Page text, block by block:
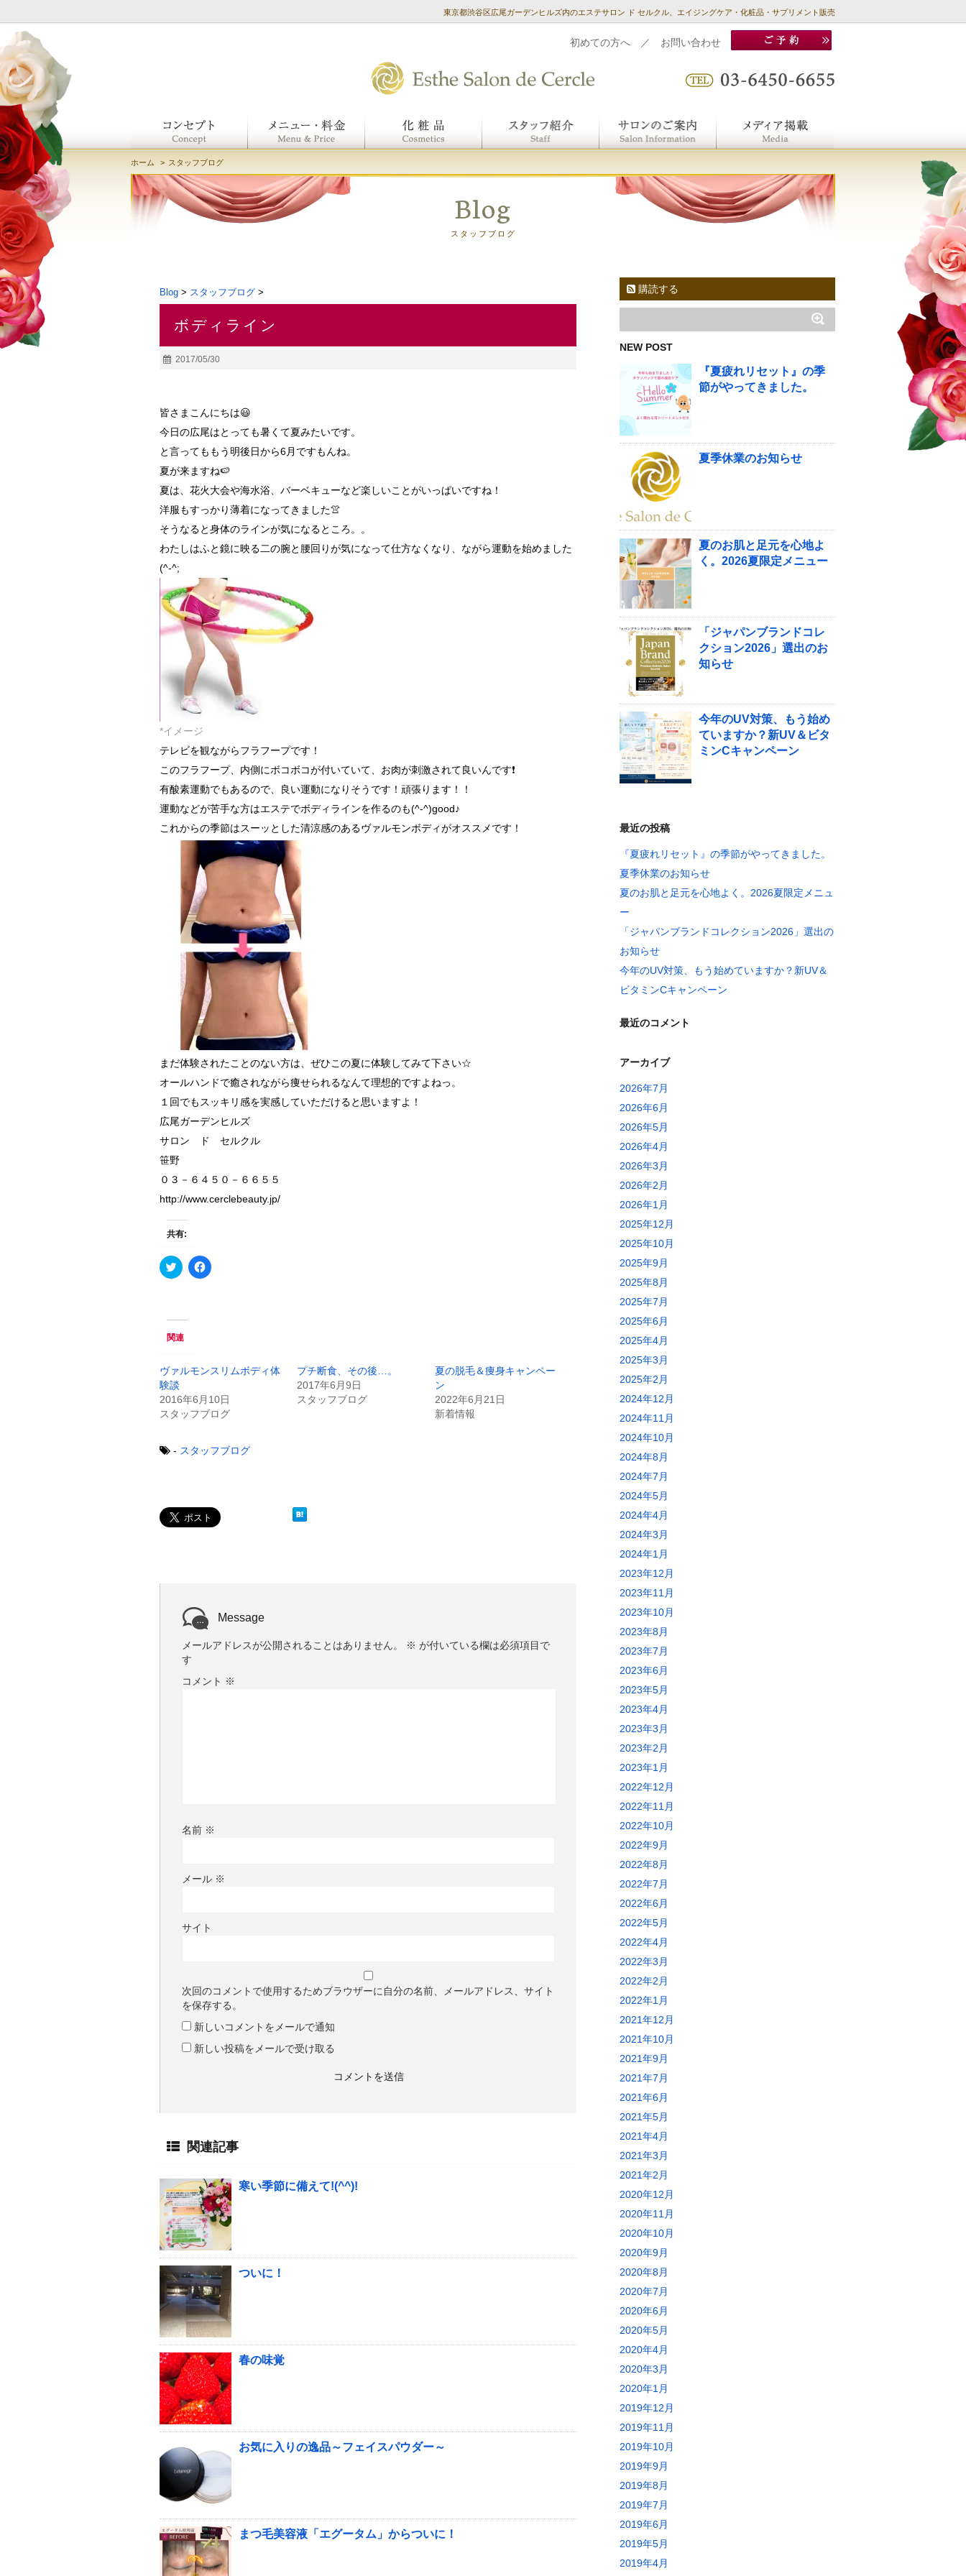
東京都渋谷区広尾ガーデンヒルズ内のエステサロン ド セルクル、エイジングケア・化粧品・サプリメント販売
初めての方へ ／ お問い合わせ
ホーム スタッフブログ
Blog
スタッフブログ
Blog > スタッフブログ >
ボディライン
2017/05/30
皆さまこんにちは😃
今日の広尾はとっても暑くて夏みたいです。
と言ってももう明後日から6月ですもんね。
夏が来ますね🍉
夏は、花火大会や海水浴、バーベキューなど楽しいことがいっぱいですね！
洋服もすっかり薄着になってきました👚
そうなると身体のラインが気になるところ。。
わたしはふと鏡に映る二の腕と腰回りが気になって仕方なくなり、ながら運動を始めました
(^-^;
*イメージ
テレビを観ながらフラフープです！
このフラフープ、内側にボコボコが付いていて、お肉が刺激されて良いんです❗️
有酸素運動でもあるので、良い運動になりそうです！頑張ります！！
運動などが苦手な方はエステでボディラインを作るのも(^-^)good♪
これからの季節はスーッとした清涼感のあるヴァルモンボディがオススメです！
まだ体験されたことのない方は、ぜひこの夏に体験してみて下さい☆
オールハンドで癒されながら痩せられるなんて理想的ですよねっ。
１回でもスッキリ感を実感していただけると思いますよ！
広尾ガーデンヒルズ
サロン ド セルクル
笹野
０３－６４５０－６６５５
http://www.cerclebeauty.jp/
共有:
ク
リ
T
w
i
e
r
で
共
有
(
ウ
開
き
ま
F
a
す
る
は
ク
リ
て
新
し
い
す
)
関連
ヴァルモンスリムボディ体
験談
2016年6月10日
スタッフブログ
プチ断食、その後…。
2017年6月9日
スタッフブログ
夏の脱毛＆痩身キャンペー
ン
2022年6月21日
新着情報
- スタッフブログ
Message
メールアドレスが公開されることはありません。 ※ が付いている欄は必須項目で
す
コメント ※
名前 ※
メール ※
サイト
次回のコメントで使用するためブラウザーに自分の名前、メールアドレス、サイト
を保存する。
新しいコメントをメールで通知
新しい投稿をメールで受け取る
関連記事
寒い季節に備えて!(^^)!
ついに！
春の味覚
お気に入りの逸品～フェイスパウダー～
まつ毛美容液「エグータム」からついに！
購読する
NEW POST
『夏疲れリセット』の季
節がやってきました。
夏季休業のお知らせ
夏のお肌と足元を心地よ
く。2026夏限定メニュー
「ジャパンブランドコレ
クション2026」選出のお
知らせ
今年のUV対策、もう始め
ていますか？新UV＆ビタ
ミンCキャンペーン
最近の投稿
『夏疲れリセット』の季節がやってきました。
夏季休業のお知らせ
夏のお肌と足元を心地よく。2026夏限定メニュ
ー
「ジャパンブランドコレクション2026」選出の
お知らせ
今年のUV対策、もう始めていますか？新UV＆
ビタミンCキャンペーン
最近のコメント
アーカイブ
2026年7月
2026年6月
2026年5月
2026年4月
2026年3月
2026年2月
2026年1月
2025年12月
2025年10月
2025年9月
2025年8月
2025年7月
2025年6月
2025年4月
2025年3月
2025年2月
2024年12月
2024年11月
2024年10月
2024年8月
2024年7月
2024年5月
2024年4月
2024年3月
2024年1月
2023年12月
2023年11月
2023年10月
2023年8月
2023年7月
2023年6月
2023年5月
2023年4月
2023年3月
2023年2月
2023年1月
2022年12月
2022年11月
2022年10月
2022年9月
2022年8月
2022年7月
2022年6月
2022年5月
2022年4月
2022年3月
2022年2月
2022年1月
2021年12月
2021年10月
2021年9月
2021年7月
2021年6月
2021年5月
2021年4月
2021年3月
2021年2月
2020年12月
2020年11月
2020年10月
2020年9月
2020年8月
2020年7月
2020年6月
2020年5月
2020年4月
2020年3月
2020年1月
2019年12月
2019年11月
2019年10月
2019年9月
2019年8月
2019年7月
2019年6月
2019年5月
2019年4月